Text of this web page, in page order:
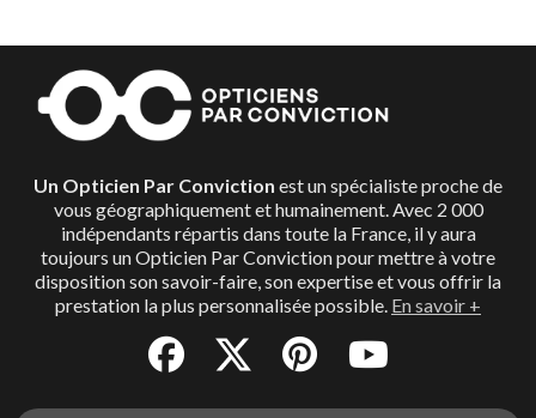
Un Opticien Par Conviction est un spécialiste proche de
vous géographiquement et humainement. Avec 2 000
indépendants répartis dans toute la France, il y aura
toujours un Opticien Par Conviction pour mettre à votre
disposition son savoir-faire, son expertise et vous offrir la
prestation la plus personnalisée possible. En savoir +